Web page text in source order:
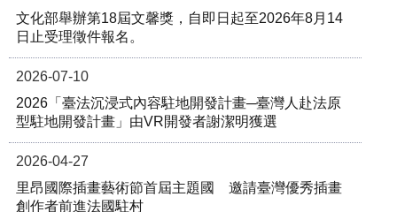
文化部舉辦第18屆文馨獎，自即日起至2026年8月14
日止受理徵件報名。
2026-07-10
2026「臺法沉浸式內容駐地開發計畫─臺灣人赴法原
型駐地開發計畫」由VR開發者謝潔明獲選
2026-04-27
里昂國際插畫藝術節首屆主題國 邀請臺灣優秀插畫
創作者前進法國駐村